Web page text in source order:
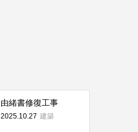
由緒書修復工事
2025.10.27 建築